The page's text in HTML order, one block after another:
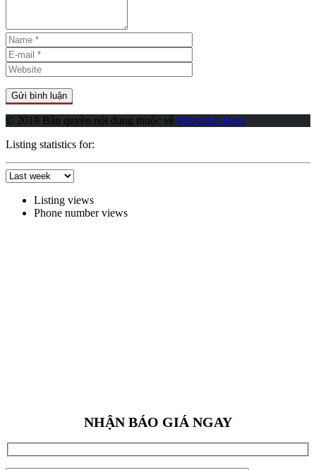
© 2018 Bản quyền nội dung thuộc về Mercedes Benz
Listing statistics for:
Listing views
Phone number views
NHẬN BÁO GIÁ NGAY